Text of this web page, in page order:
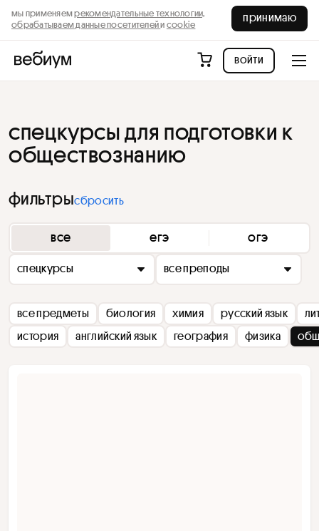
мы применяемрекомендательные технологии,
обрабатываем данные посетителейи cookie
принимаю
войти
спецкурсы для подготовки к
обществознанию
фильтрысбросить
все егэ огэ
спецкурсы все преподы
все предметы биология химия русский язык
история
английский язык география физика